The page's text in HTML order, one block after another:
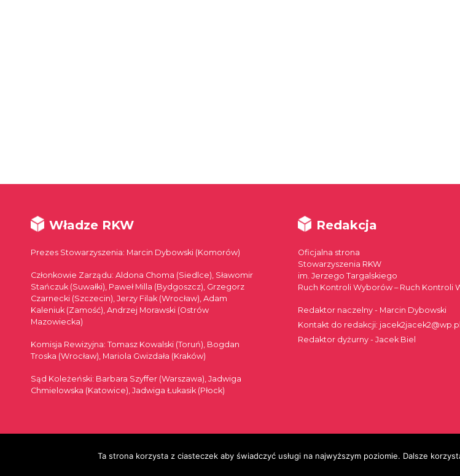
Władze RKW
Prezes Stowarzyszenia: Marcin Dybowski (Komorów)
Członkowie Zarządu: Aldona Choma (Siedlce), Sławomir
Stańczuk (Suwałki), Paweł Milla (Bydgoszcz), Grzegorz
Czarnecki (Szczecin), Jerzy Filak (Wrocław), Adam
Kaleniuk (Zamość), Andrzej Morawski (Ostrów
Mazowiecka)
Komisja Rewizyjna: Tomasz Kowalski (Toruń), Bogdan
Troska (Wrocław), Mariola Gwizdała (Kraków)
Sąd Koleżeński: Barbara Szyffer (Warszawa), Jadwiga
Chmielowska (Katowice), Jadwiga Łukasik (Płock)
Redakcja
Oficjalna strona
Stowarzyszenia RKW
im. Jerzego Targalskiego
Ruch Kontroli Wyborów – Ruch Kontroli
Redaktor naczelny - Marcin Dybowski
Kontakt do redakcji: jacek2jacek2@wp.pl
Redaktor dyżurny - Jacek Biel
Ta strona korzysta z ciasteczek aby świadczyć usługi na najwyższym poziomie. Dalsze